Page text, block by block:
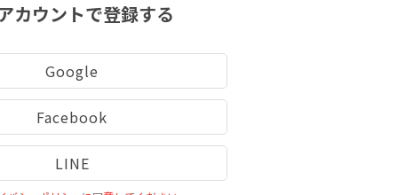
カウントで登録する
Google
Facebook
LINE